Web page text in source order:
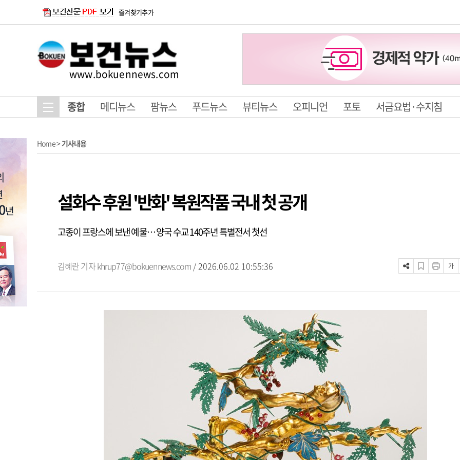
즐겨찾기추가
www.bokuennews.com
종합 메디뉴스 팜뉴스 푸드뉴스 뷰티뉴스 오피니언 포토 서금요법·수지침
Home>기사내용
설화수 후원 '반화' 복원작품 국내 첫 공개
고종이 프랑스에 보낸 예물… 양국 수교 140주년 특별전서 첫선
김혜란 기자khrup77@bokuennews.com / 2026.06.02 10:55:36 가